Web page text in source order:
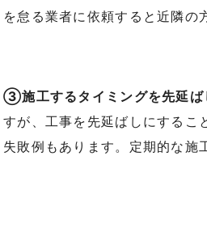
を怠る業者に依頼すると近隣の
③施工するタイミングを先延ば
すが、工事を先延ばしにするこ
失敗例もあります。定期的な施